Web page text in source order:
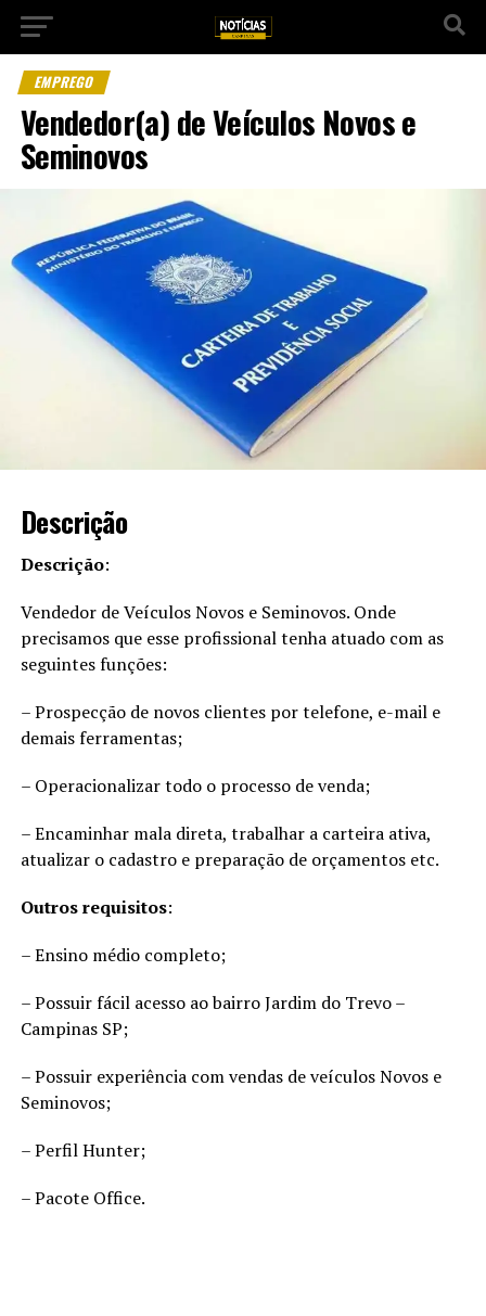
EMPREGO
Vendedor(a) de Veículos Novos e
Seminovos
Descrição
Descrição:
Vendedor de Veículos Novos e Seminovos. Onde
precisamos que esse profissional tenha atuado com as
seguintes funções:
– Prospecção de novos clientes por telefone, e-mail e
demais ferramentas;
– Operacionalizar todo o processo de venda;
– Encaminhar mala direta, trabalhar a carteira ativa,
atualizar o cadastro e preparação de orçamentos etc.
Outros requisitos:
– Ensino médio completo;
– Possuir fácil acesso ao bairro Jardim do Trevo –
Campinas SP;
– Possuir experiência com vendas de veículos Novos e
Seminovos;
– Perfil Hunter;
– Pacote Office.